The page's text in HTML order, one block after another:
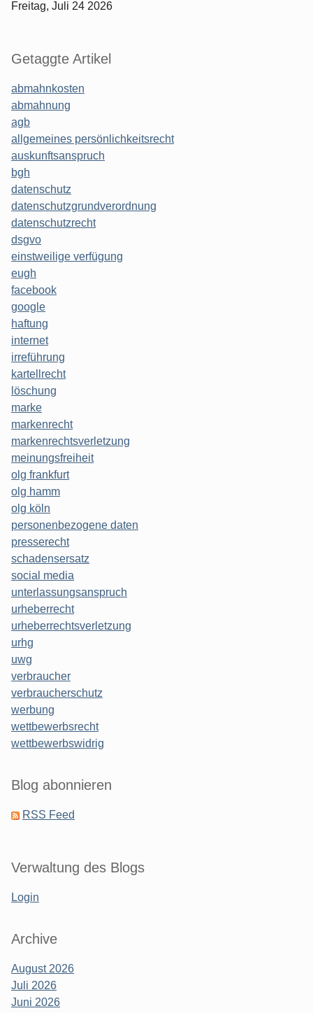
Freitag, Juli 24 2026
Getaggte Artikel
abmahnkosten
abmahnung
agb
allgemeines persönlichkeitsrecht
auskunftsanspruch
bgh
datenschutz
datenschutzgrundverordnung
datenschutzrecht
dsgvo
einstweilige verfügung
eugh
facebook
google
haftung
internet
irreführung
kartellrecht
löschung
marke
markenrecht
markenrechtsverletzung
meinungsfreiheit
olg frankfurt
olg hamm
olg köln
personenbezogene daten
presserecht
schadensersatz
social media
unterlassungsanspruch
urheberrecht
urheberrechtsverletzung
urhg
uwg
verbraucher
verbraucherschutz
werbung
wettbewerbsrecht
wettbewerbswidrig
Blog abonnieren
RSS Feed
Verwaltung des Blogs
Login
Archive
August 2026
Juli 2026
Juni 2026